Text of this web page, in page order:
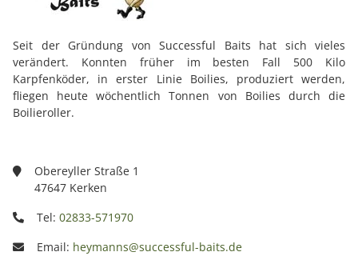
Seit der Gründung von Successful Baits hat sich vieles
verändert. Konnten früher im besten Fall 500 Kilo
Karpfenköder, in erster Linie Boilies, produziert werden,
fliegen heute wöchentlich Tonnen von Boilies durch die
Boilieroller.
Obereyller Straße 1
47647 Kerken
Tel: 02833-571970
Email: heymanns@successful-baits.de